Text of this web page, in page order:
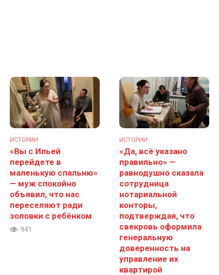
ИСТОРИИ
«Вы с Ильей
перейдете в
маленькую спальню»
— муж спокойно
объявил, что нас
переселяют ради
золовки с ребёнком
941
ИСТОРИИ
«Да, всё указано
правильно» —
равнодушно сказала
сотрудница
нотариальной
конторы,
подтверждая, что
свекровь оформила
генеральную
доверенность на
управление их
квартирой